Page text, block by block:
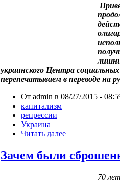
украинского Центра
перепечатываем в переводе на
От admin в 08/27/2015 -
капитализм
репрессии
Украина
Читать далее
Зачем были
70